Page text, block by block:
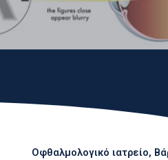
Οφθαλμολογικό ιατρείο,